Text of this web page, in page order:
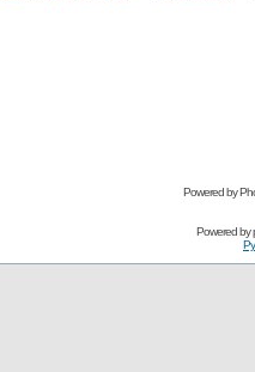
Powered by
Powered by